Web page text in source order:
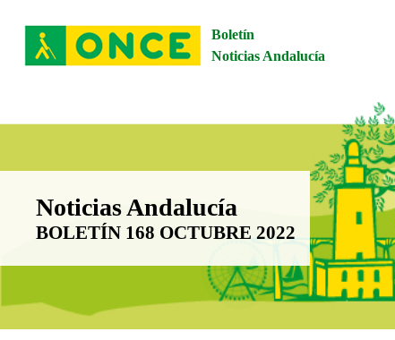
Boletín
Noticias Andalucía
Boletín Noticias Andalucía
Noticias Andalucía
BOLETÍN 168 OCTUBRE 2022